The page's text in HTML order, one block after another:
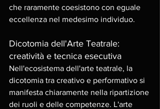
che raramente coesistono con eguale
eccellenza nel medesimo individuo.
Dicotomia dell'Arte Teatrale:
creatività e tecnica esecutiva
Nell'ecosistema dell'arte teatrale, la
dicotomia tra creativo e performativo si
manifesta chiaramente nella ripartizione
dei ruoli e delle competenze. L'arte